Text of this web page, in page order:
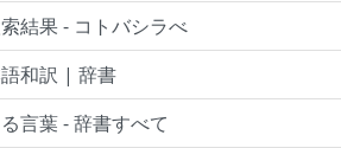
結果 - コトバシラべ
語和訳 | 辞書
言葉 - 辞書すべて